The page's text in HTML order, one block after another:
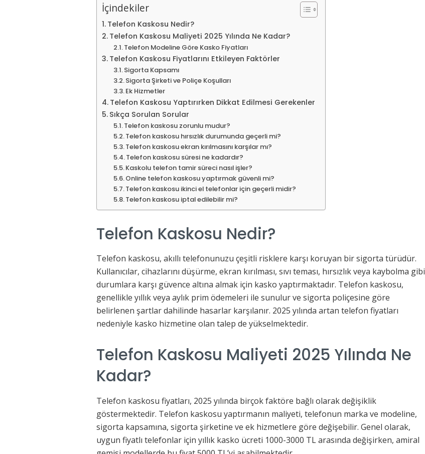
İçindekiler
Telefon Kaskosu Nedir?
Telefon Kaskosu Maliyeti 2025 Yılında Ne Kadar?
Telefon Modeline Göre Kasko Fiyatları
Telefon Kaskosu Fiyatlarını Etkileyen Faktörler
Sigorta Kapsamı
Sigorta Şirketi ve Poliçe Koşulları
Ek Hizmetler
Telefon Kaskosu Yaptırırken Dikkat Edilmesi Gerekenler
Sıkça Sorulan Sorular
Telefon kaskosu zorunlu mudur?
Telefon kaskosu hırsızlık durumunda geçerli mi?
Telefon kaskosu ekran kırılmasını karşılar mı?
Telefon kaskosu süresi ne kadardır?
Kaskolu telefon tamir süreci nasıl işler?
Online telefon kaskosu yaptırmak güvenli mi?
Telefon kaskosu ikinci el telefonlar için geçerli midir?
Telefon kaskosu iptal edilebilir mi?
Telefon Kaskosu Nedir?
Telefon kaskosu, akıllı telefonunuzu çeşitli risklere karşı koruyan bir sigorta türüdür.
Kullanıcılar, cihazlarını düşürme, ekran kırılması, sıvı teması, hırsızlık veya kaybolma gibi
durumlara karşı güvence altına almak için kasko yaptırmaktadır. Telefon kaskosu,
genellikle yıllık veya aylık prim ödemeleri ile sunulur ve sigorta poliçesine göre
belirlenen şartlar dahilinde hasarlar karşılanır. 2025 yılında artan telefon fiyatları
nedeniyle kasko hizmetine olan talep de yükselmektedir.
Telefon Kaskosu Maliyeti 2025 Yılında Ne
Kadar?
Telefon kaskosu fiyatları, 2025 yılında birçok faktöre bağlı olarak değişiklik
göstermektedir. Telefon kaskosu yaptırmanın maliyeti, telefonun marka ve modeline,
sigorta kapsamına, sigorta şirketine ve ek hizmetlere göre değişebilir. Genel olarak,
uygun fiyatlı telefonlar için yıllık kasko ücreti 1000-3000 TL arasında değişirken, amiral